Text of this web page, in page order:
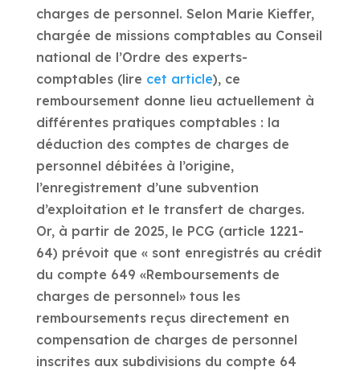
charges de personnel. Selon Marie Kieffer,
chargée de missions comptables au Conseil
national de l’Ordre des experts-
comptables (lire cet article), ce
remboursement donne lieu actuellement à
différentes pratiques comptables : la
déduction des comptes de charges de
personnel débitées à l’origine,
l’enregistrement d’une subvention
d’exploitation et le transfert de charges.
Or, à partir de 2025, le PCG (article 1221-
64) prévoit que « sont enregistrés au crédit
du compte 649 «Remboursements de
charges de personnel» tous les
remboursements reçus directement en
compensation de charges de personnel
inscrites aux subdivisions du compte 64